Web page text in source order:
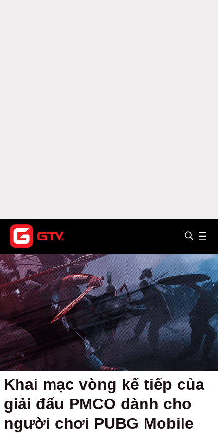
Khai mạc vòng kế tiếp của
giải đấu PMCO dành cho
người chơi PUBG Mobile